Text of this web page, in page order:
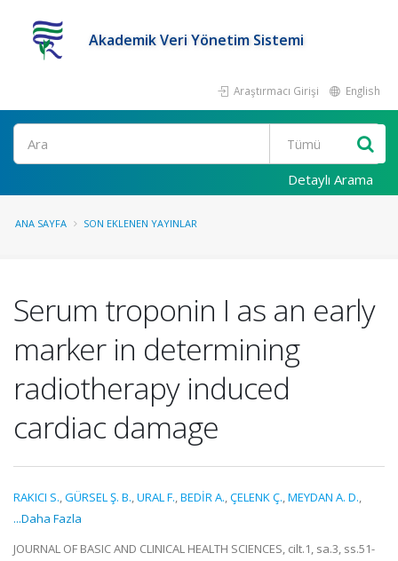
Akademik Veri Yönetim Sistemi
Araştırmacı Girişi English
Ara
Detaylı Arama
ANA SAYFA SON EKLENEN YAYINLAR
Serum troponin I as an early
marker in determining
radiotherapy induced
cardiac damage
RAKICI S.,GÜRSEL Ş. B.,URAL F.,BEDİR A.,ÇELENK Ç.,MEYDAN A. D.,
...Daha Fazla
JOURNAL OF BASIC AND CLINICAL HEALTH SCIENCES, cilt.1, sa.3, ss.51-